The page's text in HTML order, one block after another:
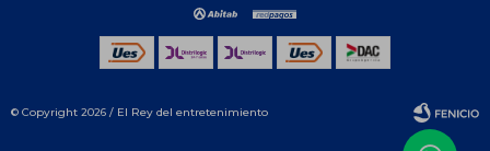
© Copyright 2026 / El Rey del entretenimiento